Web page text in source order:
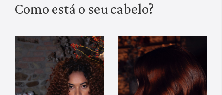
Como está o seu cabelo?